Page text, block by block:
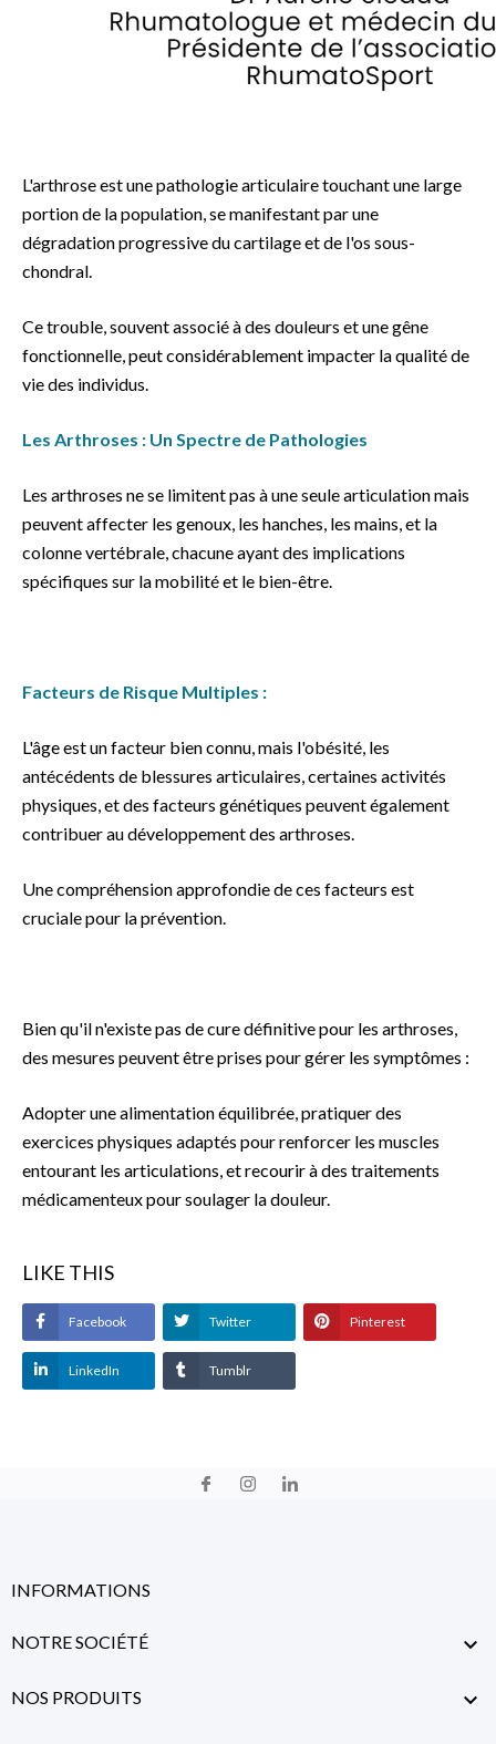
L'arthrose est une pathologie articulaire touchant une large
portion de la population, se manifestant par une
dégradation progressive du cartilage et de l'os sous-
chondral.
Ce trouble, souvent associé à des douleurs et une gêne
fonctionnelle, peut considérablement impacter la qualité de
vie des individus.
Les Arthroses : Un Spectre de Pathologies
Les arthroses ne se limitent pas à une seule articulation mais
peuvent affecter les genoux, les hanches, les mains, et la
colonne vertébrale, chacune ayant des implications
spécifiques sur la mobilité et le bien-être.
Facteurs de Risque Multiples :
L'âge est un facteur bien connu, mais l'obésité, les
antécédents de blessures articulaires, certaines activités
physiques, et des facteurs génétiques peuvent également
contribuer au développement des arthroses.
Une compréhension approfondie de ces facteurs est
cruciale pour la prévention.
Bien qu'il n'existe pas de cure définitive pour les arthroses,
des mesures peuvent être prises pour gérer les symptômes :
Adopter une alimentation équilibrée, pratiquer des
exercices physiques adaptés pour renforcer les muscles
entourant les articulations, et recourir à des traitements
médicamenteux pour soulager la douleur.
LIKE THIS
Facebook Twitter Pinterest
LinkedIn Tumblr
INFORMATIONS
NOTRE SOCIÉTÉ 
NOS PRODUITS 